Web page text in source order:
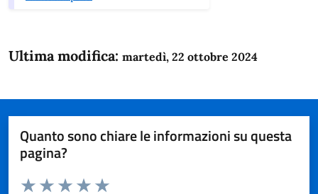
Ultima modifica: martedì, 22 ottobre 2024
Quanto sono chiare le informazioni su questa
pagina?
Domanda
Valuta da 1 a 5 stelle la pagina